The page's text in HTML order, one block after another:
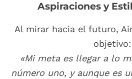
Aspiraciones y
Al mirar hacia el futuro,
objetivo:
«Mi meta es llegar a lo
número uno, y aunque es